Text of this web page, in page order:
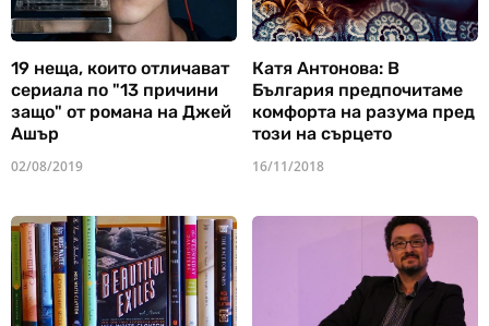
19 неща, които отличават
сериала по "13 причини
защо" от романа на Джей
Ашър
02/08/2019
Катя Антонова: В
България предпочитаме
комфорта на разума пред
този на сърцето
16/11/2018